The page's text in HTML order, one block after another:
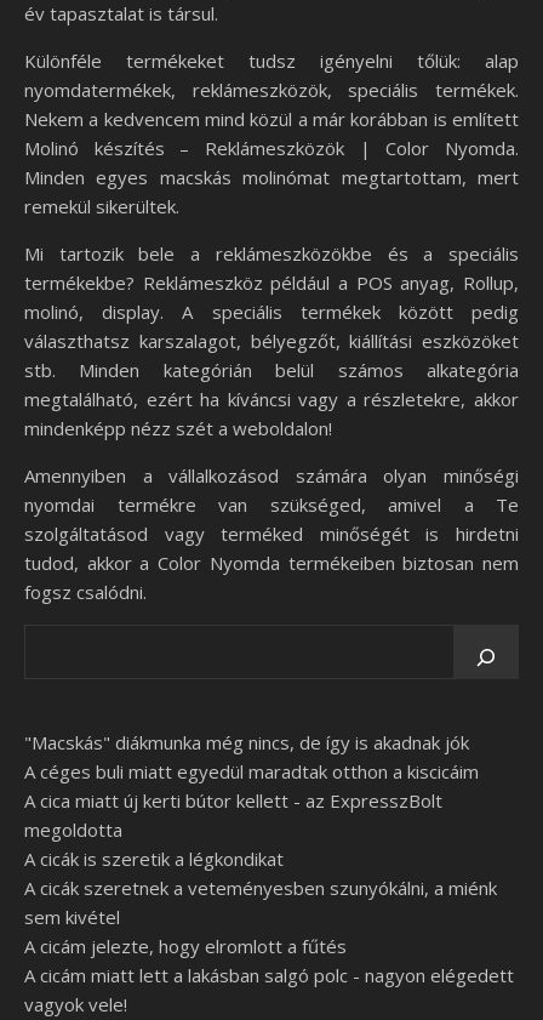
év tapasztalat is társul.
Különféle termékeket tudsz igényelni tőlük: alap
nyomdatermékek, reklámeszközök, speciális termékek.
Nekem a kedvencem mind közül a már korábban is említett
Molinó készítés – Reklámeszközök | Color Nyomda.
Minden egyes macskás molinómat megtartottam, mert
remekül sikerültek.
Mi tartozik bele a reklámeszközökbe és a speciális
termékekbe? Reklámeszköz például a POS anyag, Rollup,
molinó, display. A speciális termékek között pedig
választhatsz karszalagot, bélyegzőt, kiállítási eszközöket
stb. Minden kategórián belül számos alkategória
megtalálható, ezért ha kíváncsi vagy a részletekre, akkor
mindenképp nézz szét a weboldalon!
Amennyiben a vállalkozásod számára olyan minőségi
nyomdai termékre van szükséged, amivel a Te
szolgáltatásod vagy terméked minőségét is hirdetni
tudod, akkor a Color Nyomda termékeiben biztosan nem
fogsz csalódni.
"Macskás" diákmunka még nincs, de így is akadnak jók
A céges buli miatt egyedül maradtak otthon a kiscicáim
A cica miatt új kerti bútor kellett - az ExpresszBolt
megoldotta
A cicák is szeretik a légkondikat
A cicák szeretnek a veteményesben szunyókálni, a miénk
sem kivétel
A cicám jelezte, hogy elromlott a fűtés
A cicám miatt lett a lakásban salgó polc - nagyon elégedett
vagyok vele!